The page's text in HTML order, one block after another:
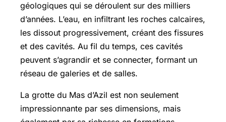
géologiques qui se déroulent sur des milliers
d’années. L’eau, en infiltrant les roches calcaires,
les dissout progressivement, créant des fissures
et des cavités. Au fil du temps, ces cavités
peuvent s’agrandir et se connecter, formant un
réseau de galeries et de salles.
La grotte du Mas d’Azil est non seulement
impressionnante par ses dimensions, mais